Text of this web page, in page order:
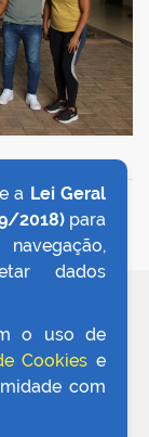
a Lei Geral
2018)para
dados
o uso de
Cookies e
com